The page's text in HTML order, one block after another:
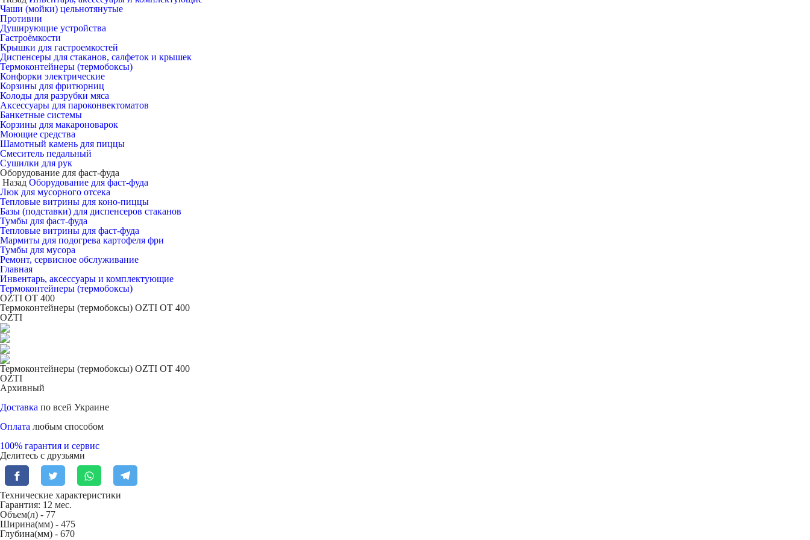
Чаши (мойки) цельнотянутые
Противни
Душирующие устройства
Гастроёмкости
Крышки для гастроемкостей
Диспенсеры для стаканов, салфеток и крышек
Термоконтейнеры (термобоксы)
Конфорки электрические
Корзины для фритюрниц
Колоды для разрубки мяса
Аксессуары для пароконвектоматов
Банкетные системы
Корзины для макароноварок
Моющие средства
Шамотный камень для пиццы
Смеситель педальный
Сушилки для рук
Оборудование для фаст-фуда
Назад Оборудование для фаст-фуда
Люк для мусорного отсека
Тепловые витрины для коно-пиццы
Базы (подставки) для диспенсеров стаканов
Тумбы для фаст-фуда
Тепловые витрины для фаст-фуда
Мармиты для подогрева картофеля фри
Тумбы для мусора
Ремонт, сервисное обслуживание
Главная
Инвентарь, аксессуары и комплектующие
Термоконтейнеры (термобоксы)
OZTI ОТ 400
Термоконтейнеры (термобоксы) OZTI ОТ 400
OZTI
Термоконтейнеры (термобоксы) OZTI ОТ 400
OZTI
Архивный
Доставка по всей Украине
Оплата любым способом
100% гарантия и сервис
Делитесь с друзьями
Технические характеристики
Гарантия: 12 мес.
Объем(л) - 77
Ширина(мм) - 475
Глубина(мм) - 670